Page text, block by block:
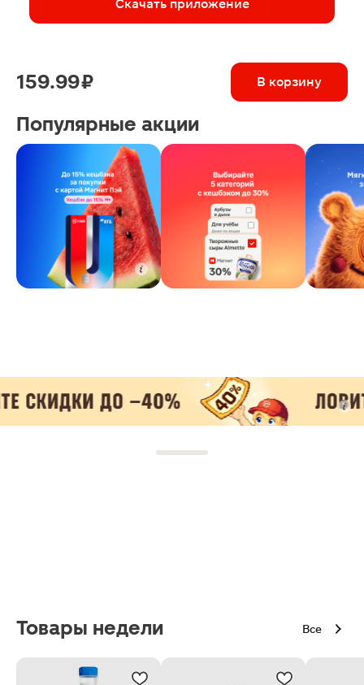
Скачать приложение
159.99 ₽ В корзину
Популярные акции
Товары недели Все